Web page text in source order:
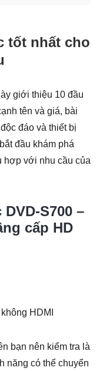
tốt nhất cho
giới thiệu 10 đầu
tên và giá, bài
đáo và thiết bị
đầu khám phá
hợp với nhu cầu của
S700 –
cấp HD
HDMI
bạn nên kiểm tra là
năng có thể chuyển